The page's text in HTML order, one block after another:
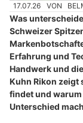
17.07.26 VON
Was
Schweizer
Erfahrung und
Handwerk und
Kuhn Rikon zeigt
findet und
Unterschied